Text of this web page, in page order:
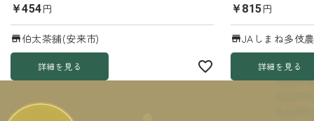
￥454円
伯太茶舗(安来市)
詳細を見る
￥815円
JAしまね多伎
詳細を見る